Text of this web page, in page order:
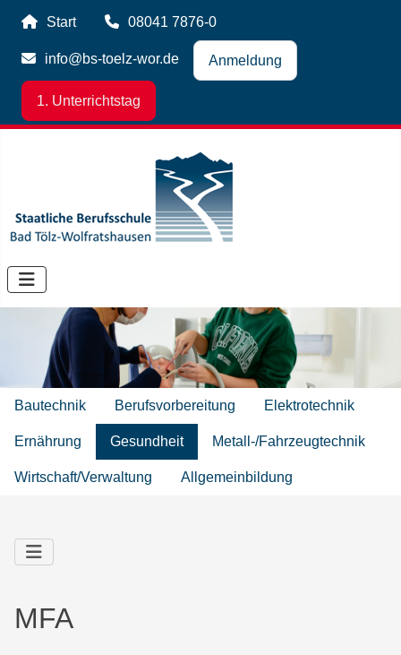
Start 08041 7876-0
info@bs-toelz-wor.de Anmeldung
1. Unterrichtstag
Bautechnik Berufsvorbereitung Elektrotechnik
Ernährung Gesundheit Metall-/Fahrzeugtechnik
Wirtschaft/Verwaltung Allgemeinbildung
MFA